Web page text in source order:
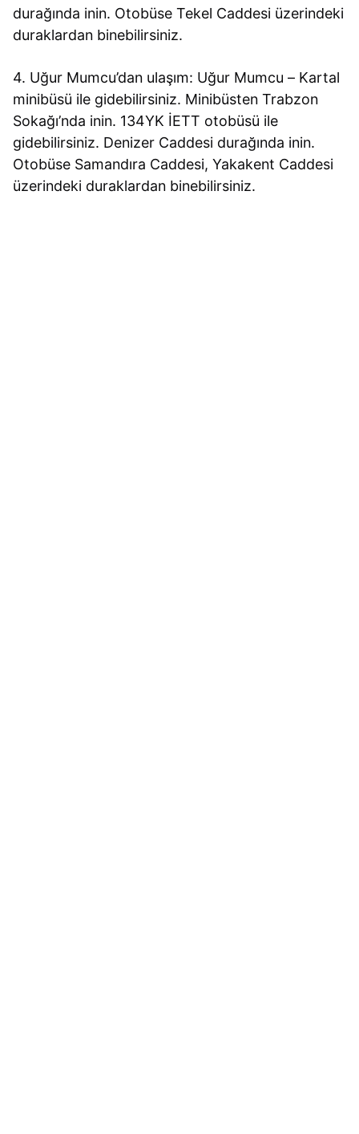
durağında inin. Otobüse Tekel Caddesi üzerindeki
duraklardan binebilirsiniz.
4. Uğur Mumcu’dan ulaşım: Uğur Mumcu – Kartal
minibüsü ile gidebilirsiniz. Minibüsten Trabzon
Sokağı’nda inin. 134YK İETT otobüsü ile
gidebilirsiniz. Denizer Caddesi durağında inin.
Otobüse Samandıra Caddesi, Yakakent Caddesi
üzerindeki duraklardan binebilirsiniz.